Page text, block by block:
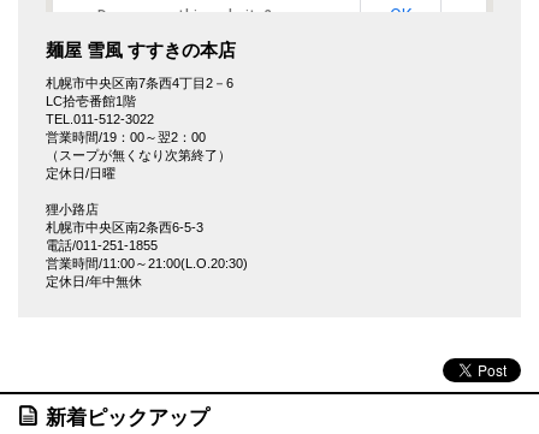
Do you own this website? OK
麺屋 雪風 すすきの本店
札幌市中央区南7条西4丁目2－6
LC拾壱番館1階
TEL.011-512-3022
営業時間/19：00～翌2：00
（スープが無くなり次第終了）
定休日/日曜
狸小路店
札幌市中央区南2条西6-5-3
電話/011-251-1855
営業時間/11:00～21:00(L.O.20:30)
定休日/年中無休
新着ピックアップ